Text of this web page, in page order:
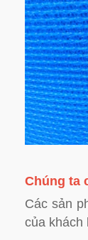
Chúng ta
Các sản
của khách